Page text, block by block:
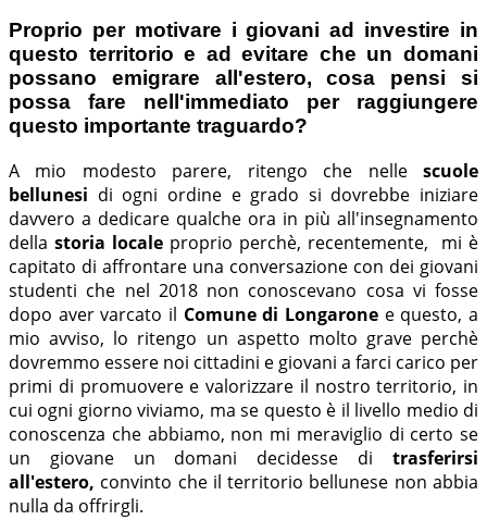
Proprio per motivare i giovani ad investire in
questo territorio e ad evitare che un domani
possano emigrare all'estero, cosa pensi si
possa fare nell'immediato per raggiungere
questo importante traguardo?
A mio modesto parere, ritengo che nelle scuole
bellunesi di ogni ordine e grado si dovrebbe iniziare
davvero a dedicare qualche ora in più all'insegnamento
della storia locale proprio perchè, recentemente, mi è
capitato di affrontare una conversazione con dei giovani
studenti che nel 2018 non conoscevano cosa vi fosse
dopo aver varcato il Comune di Longarone e questo, a
mio avviso, lo ritengo un aspetto molto grave perchè
dovremmo essere noi cittadini e giovani a farci carico per
primi di promuovere e valorizzare il nostro territorio, in
cui ogni giorno viviamo, ma se questo è il livello medio di
conoscenza che abbiamo, non mi meraviglio di certo se
un giovane un domani decidesse di trasferirsi
all'estero, convinto che il territorio bellunese non abbia
nulla da offrirgli.